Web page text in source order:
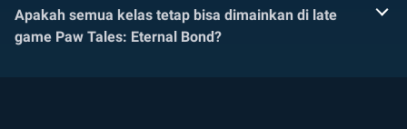
Apakah semua kelas tetap bisa dimainkan di late
game Paw Tales: Eternal Bond?